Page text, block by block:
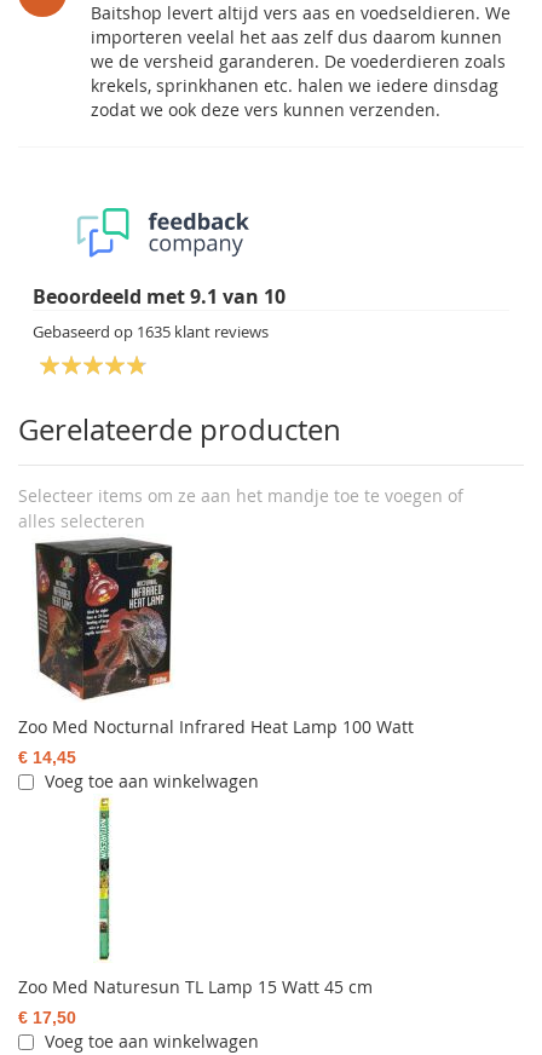
Baitshop levert altijd vers aas en voedseldieren. We
importeren veelal het aas zelf dus daarom kunnen
we de versheid garanderen. De voederdieren zoals
krekels, sprinkhanen etc. halen we iedere dinsdag
zodat we ook deze vers kunnen verzenden.
Beoordeeld met9.1 van 10
Gebaseerd op 1635 klant reviews
Gerelateerde producten
Selecteer items om ze aan het mandje toe te voegen of
alles selecteren
Zoo Med Nocturnal Infrared Heat Lamp 100 Watt
€ 14,45
Voeg toe aan winkelwagen
Zoo Med Naturesun TL Lamp 15 Watt 45 cm
€ 17,50
Voeg toe aan winkelwagen